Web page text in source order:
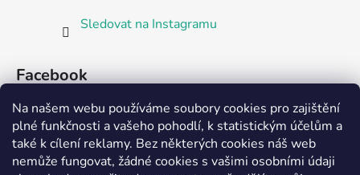
Na našem webu používáme soubory cookies pro zajištění
plné funkčnosti a vašeho pohodlí, k statistickým účelům a
také k cílení reklamy. Bez některých cookies náš web
nemůže fungovat, žádné cookies s vašimi osobními údaji
Sledovat na Instagramu
Facebook